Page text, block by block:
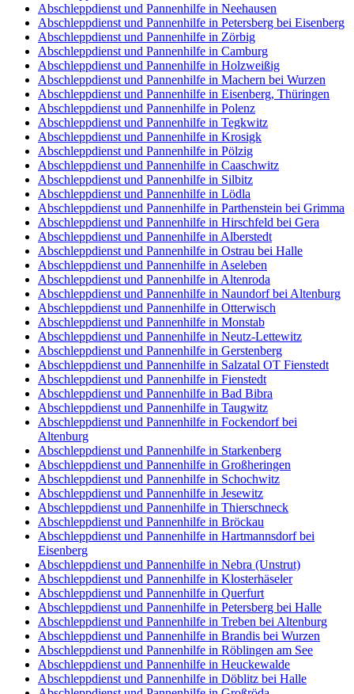
Abschleppdienst und Pannenhilfe in Neehausen
Abschleppdienst und Pannenhilfe in Petersberg bei Eisenberg
Abschleppdienst und Pannenhilfe in Zörbig
Abschleppdienst und Pannenhilfe in Camburg
Abschleppdienst und Pannenhilfe in Holzweißig
Abschleppdienst und Pannenhilfe in Machern bei Wurzen
Abschleppdienst und Pannenhilfe in Eisenberg, Thüringen
Abschleppdienst und Pannenhilfe in Polenz
Abschleppdienst und Pannenhilfe in Tegkwitz
Abschleppdienst und Pannenhilfe in Krosigk
Abschleppdienst und Pannenhilfe in Pölzig
Abschleppdienst und Pannenhilfe in Caaschwitz
Abschleppdienst und Pannenhilfe in Silbitz
Abschleppdienst und Pannenhilfe in Lödla
Abschleppdienst und Pannenhilfe in Parthenstein bei Grimma
Abschleppdienst und Pannenhilfe in Hirschfeld bei Gera
Abschleppdienst und Pannenhilfe in Alberstedt
Abschleppdienst und Pannenhilfe in Ostrau bei Halle
Abschleppdienst und Pannenhilfe in Aseleben
Abschleppdienst und Pannenhilfe in Altenroda
Abschleppdienst und Pannenhilfe in Naundorf bei Altenburg
Abschleppdienst und Pannenhilfe in Otterwisch
Abschleppdienst und Pannenhilfe in Monstab
Abschleppdienst und Pannenhilfe in Neutz-Lettewitz
Abschleppdienst und Pannenhilfe in Gerstenberg
Abschleppdienst und Pannenhilfe in Salzatal OT Fienstedt
Abschleppdienst und Pannenhilfe in Fienstedt
Abschleppdienst und Pannenhilfe in Bad Bibra
Abschleppdienst und Pannenhilfe in Taugwitz
Abschleppdienst und Pannenhilfe in Fockendorf bei
Altenburg
Abschleppdienst und Pannenhilfe in Starkenberg
Abschleppdienst und Pannenhilfe in Großheringen
Abschleppdienst und Pannenhilfe in Schochwitz
Abschleppdienst und Pannenhilfe in Jesewitz
Abschleppdienst und Pannenhilfe in Thierschneck
Abschleppdienst und Pannenhilfe in Bröckau
Abschleppdienst und Pannenhilfe in Hartmannsdorf bei
Eisenberg
Abschleppdienst und Pannenhilfe in Nebra (Unstrut)
Abschleppdienst und Pannenhilfe in Klosterhäseler
Abschleppdienst und Pannenhilfe in Querfurt
Abschleppdienst und Pannenhilfe in Petersberg bei Halle
Abschleppdienst und Pannenhilfe in Treben bei Altenburg
Abschleppdienst und Pannenhilfe in Brandis bei Wurzen
Abschleppdienst und Pannenhilfe in Röblingen am See
Abschleppdienst und Pannenhilfe in Heuckewalde
Abschleppdienst und Pannenhilfe in Döblitz bei Halle